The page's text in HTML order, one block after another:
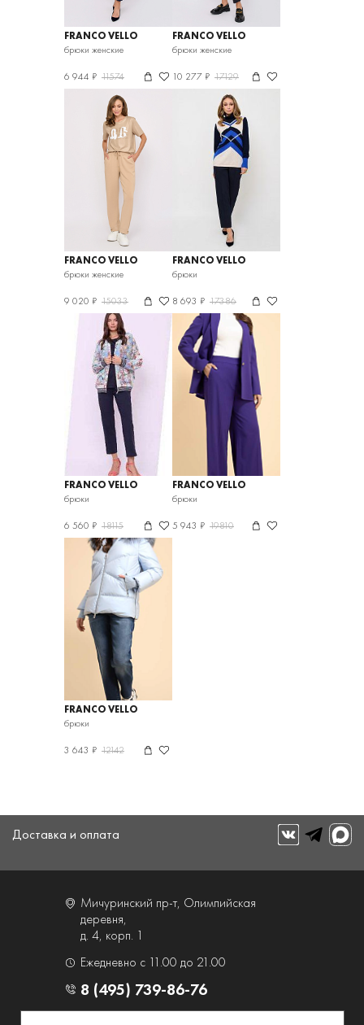
FRANCO VELLO
брюки женские
6 944 ₽ 11574
FRANCO VELLO
брюки женские
10 277 ₽ 17129
FRANCO VELLO
брюки женские
9 020 ₽ 15033
FRANCO VELLO
брюки
8 693 ₽ 17386
FRANCO VELLO
брюки
6 560 ₽ 18115
FRANCO VELLO
брюки
5 943 ₽ 19810
FRANCO VELLO
брюки
3 643 ₽ 12142
Доставка и оплата
Мичуринский пр-т, Олимпийская
деревня,
д. 4, корп. 1
Ежедневно с 11.00 до 21.00
8 (495) 739-86-76